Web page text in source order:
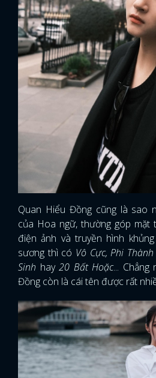
FACEBOOK
Quan Hiểu Đồng cũng là sao
của Hoa ngữ, thường góp mặt
điện ảnh và truyền hình
sương thì có Vô Cực, Phi
Sinh hay20 Bất Hoặc... Chẳng
Đồng còn là cái tên được rất